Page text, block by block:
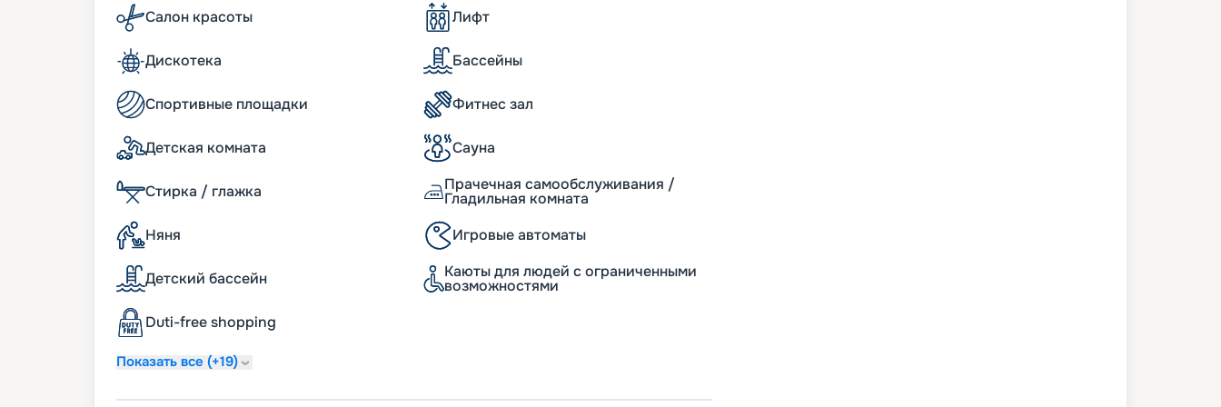
красочными выступлениями талантливых артистов, музыкантов, танцоров.
фильмов и театральных постановок до ночных дискотек, посещения казино или
наслаждения поездкой на парящей платформе Magic Carpet®. Окунитесь в мир
волшебного спа или уделите внимание своей физической форме, занимаясь в
тренажерных залах и плавая в бассейнах… Подробности расписания будущих
разместили здесь же, на этой странице. При желании насладиться незабываемым
путешествием и проникнуться высококлассным сервисом вы можете купить тур с
помощью сервиса бронирования круизов «Круиз.онлайн». Кроме выгодных цен на
навигацию 2026 - 2027, мы предлагаем грамотную консультационную поддержку и
возможность быстрого и простого оформления брони на предстоящее
приключение.
Салон красоты Лифт
Дискотека Бассейны
Спортивные площадки Фитнес зал
Детская комната Сауна
Стирка / глажка Прачечная самообслуживания /
Гладильная комната
Няня
Игровые автоматы
Детский бассейн Каюты для людей с ограниченными
возможностями
Duti-free shopping
Показать все (+19)